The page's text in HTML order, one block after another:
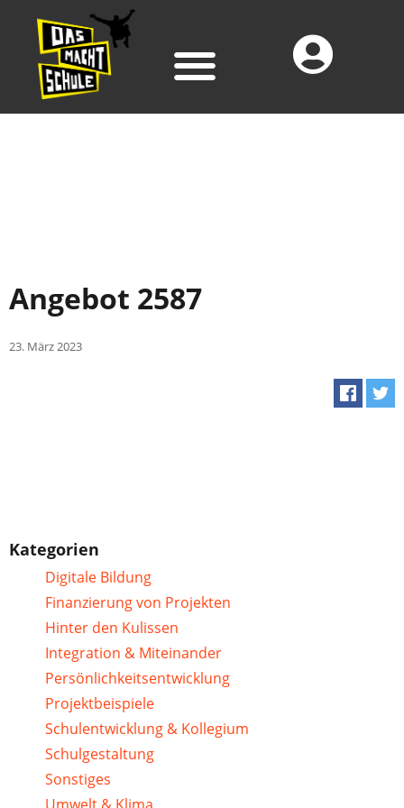
Angebot 2587
23. März 2023
Kategorien
Digitale Bildung
Finanzierung von Projekten
Hinter den Kulissen
Integration & Miteinander
Persönlichkeitsentwicklung
Projektbeispiele
Schulentwicklung & Kollegium
Schulgestaltung
Sonstiges